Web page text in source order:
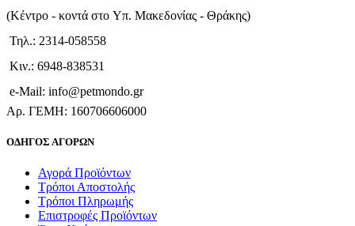
(Kέντρο - κοντά στο Yπ. Μακεδονίας - Θράκης)
Τηλ.: 2314-058558
Κιν.: 6948-838531
e-Mail: info@petmondo.gr
Aρ. ΓΕΜΗ: 160706606000
ΟΔΗΓΟΣ ΑΓΟΡΩΝ
Αγορά Προϊόντων
Τρόποι Αποστολής
Τρόποι Πληρωμής
Επιστροφές Προϊόντων